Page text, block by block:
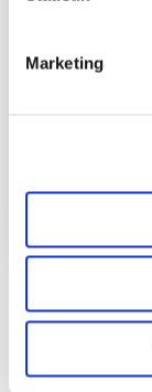
Marketing